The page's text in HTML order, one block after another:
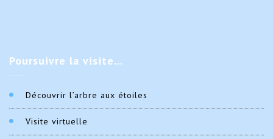
Poursuivre la visite…
Découvrir l’arbre aux étoiles
Visite virtuelle